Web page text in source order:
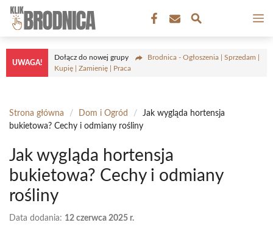
Przejdź
treści
UWAGA!
Dołącz do nowej grupy
Brodnica - Ogłoszenia | Sprzedam |
Kupię | Zamienię | Praca
Strona główna / Dom i Ogród /
Jak wygląda hortensja
bukietowa? Cechy i odmiany rośliny
Jak wygląda hortensja
bukietowa? Cechy i odmiany
rośliny
Data dodania: 12 czerwca 2025 r.